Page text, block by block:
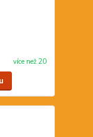
více než 20